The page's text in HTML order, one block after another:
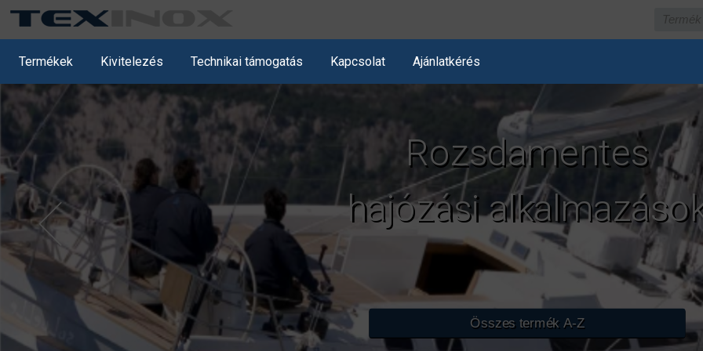
Termékek Kivitelezés Technikai támogatás Kapcsolat Ajánlatkérés
Rozsdamentes
hajózási
Összes termék A-Z